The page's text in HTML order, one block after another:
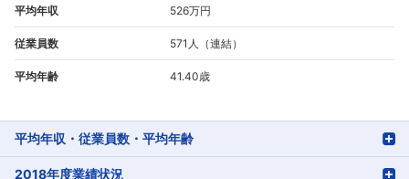
平均年収 526万円
従業員数 571人（連結）
平均年齢 41.40歳
平均年収・従業員数・平均年齢
2018年度業績状況